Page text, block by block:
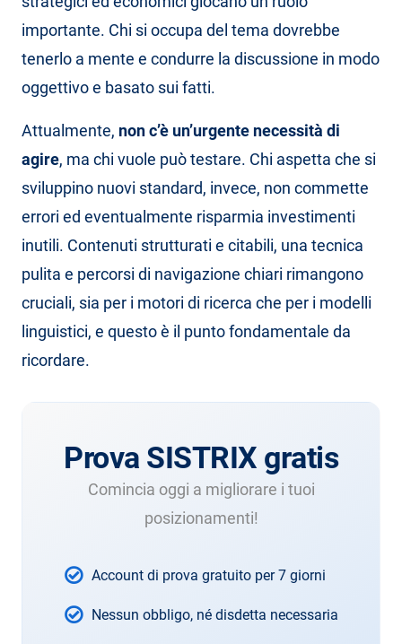
importante. Chi si occupa del tema dovrebbe
tenerlo a mente e condurre la discussione in modo
oggettivo e basato sui fatti.
Attualmente, non c’è un’urgente necessità di
agire, ma chi vuole può testare. Chi aspetta che si
sviluppino nuovi standard, invece, non commette
errori ed eventualmente risparmia investimenti
inutili. Contenuti strutturati e citabili, una tecnica
pulita e percorsi di navigazione chiari rimangono
cruciali, sia per i motori di ricerca che per i modelli
linguistici, e questo è il punto fondamentale da
ricordare.
Prova SISTRIX gratis
Comincia oggi a migliorare i tuoi
posizionamenti!
Account di prova gratuito per 7 giorni
Nessun obbligo, né disdetta necessaria